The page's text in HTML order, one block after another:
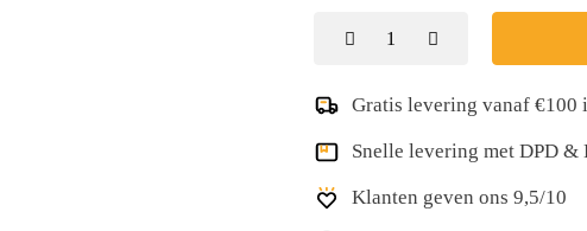
Gratis levering vanaf €100
Snelle levering met DPD &
Klanten geven ons 9,5/10